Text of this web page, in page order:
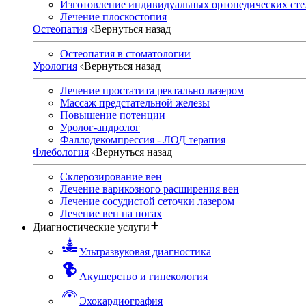
Изготовление индивидуальных ортопедических
Лечение плоскостопия
Остеопатия Вернуться назад
Остеопатия в стоматологии
Урология Вернуться назад
Лечение простатита ректально лазером
Массаж предстательной железы
Повышение потенции
Уролог-андролог
Фаллодекомпрессия - ЛОД терапия
Флебология Вернуться назад
Склерозирование вен
Лечение варикозного расширения вен
Лечение сосудистой сеточки лазером
Лечение вен на ногах
Диагностические услуги
Ультразвуковая диагностика
Акушерство и гинекология
Эхокардиография